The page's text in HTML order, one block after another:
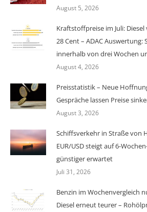
August 5, 2026
Kraftstoffpreise im Juli:
28 Cent – ADAC Auswertung:
innerhalb von drei Wochen
August 4, 2026
Preisstatistik – Neue
Gespräche lassen Preise
August 3, 2026
Schiffsverkehr in Straße von
EUR/USD steigt auf 6-
günstiger erwartet
Juli 31, 2026
Benzin im Wochenvergleich
Diesel erneut teurer –